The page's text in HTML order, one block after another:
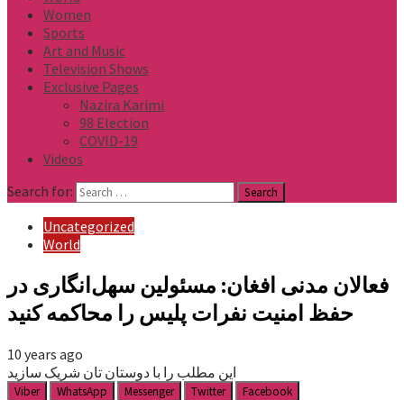
Women
Sports
Art and Music
Television Shows
Exclusive Pages
Nazira Karimi
98 Election
COVID-19
Videos
Search for:
Uncategorized
World
فعالان مدنی افغان: مسئولین سهل‌انگاری در
حفظ امنیت نفرات پلیس را محاکمه کنید
10 years ago
این مطلب را با دوستان تان شریک سازید
Viber WhatsApp Messenger Twitter Facebook